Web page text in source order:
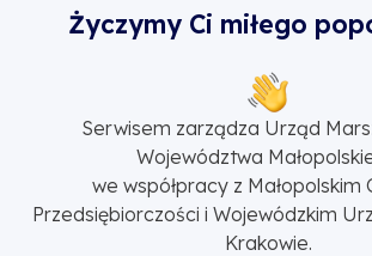
Życzymy Ci miłego
Serwisem zarządza Urząd
Województwa
we współpracy z Małopolskim
Przedsiębiorczości i Wojewódzkim
Krakowie.